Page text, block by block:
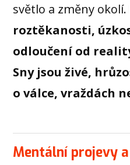
světlo a změny
roztěkanosti,
odloučení od
Sny jsou živé,
o válce, vraždách
Mentální projevy